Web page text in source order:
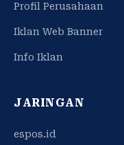
Profil Perusahaan
Iklan Web Banner
Info Iklan
JARINGAN
espos.id